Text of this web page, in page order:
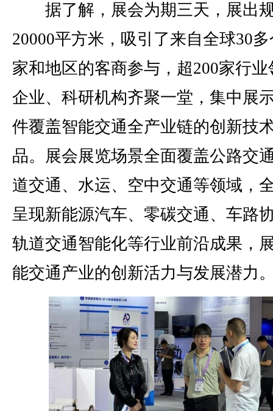
据了解，展会为期三天，展出
20000平方米，吸引了来自全球30
家和地区的客商参与，超200家行业
企业、科研机构齐聚一堂，集中展
件覆盖智能交通全产业链的创新技
品。展会展览场景全面覆盖公路交
道交通、水运、空中交通等领域，
呈现新能源汽车、零碳交通、车路
轨道交通智能化等行业前沿成果，
能交通产业的创新活力与发展潜力